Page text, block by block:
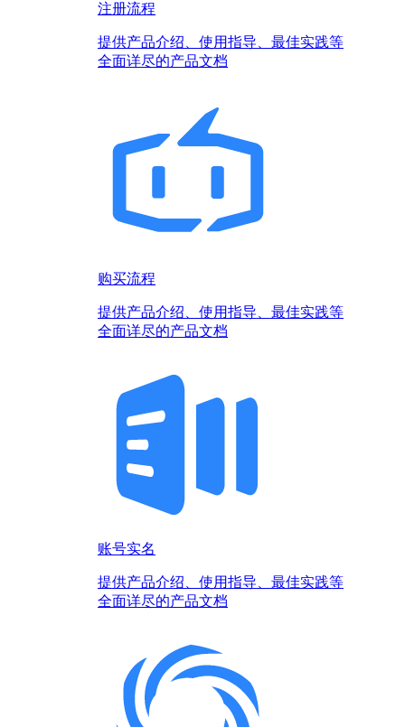
注册流程
提供产品介绍、使用指导、最佳实践等
全面详尽的产品文档
购买流程
提供产品介绍、使用指导、最佳实践等
全面详尽的产品文档
账号实名
提供产品介绍、使用指导、最佳实践等
全面详尽的产品文档